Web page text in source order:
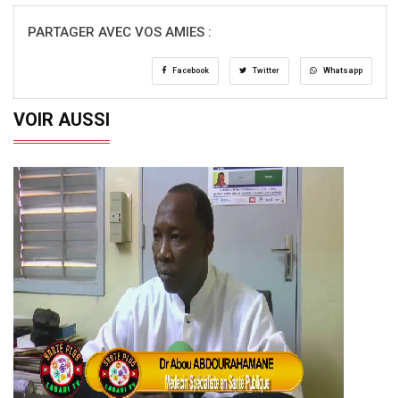
PARTAGER AVEC VOS AMIES :
Facebook Twitter Whatsapp
VOIR AUSSI